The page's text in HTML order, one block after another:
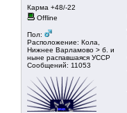
Карма +48/-22
Offline
Пол:
Расположение: Кола,
Нижнее Варламово > б. и
ныне распавшаяся УССР
Сообщений: 11053